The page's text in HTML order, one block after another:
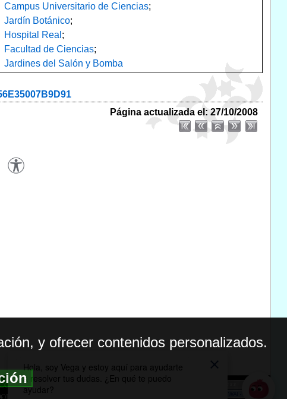
Campus Universitario de Ciencias;
Jardín Botánico;
Hospital Real ;
Facultad de Ciencias;
Jardines del Salón y Bomba
Página actualizada el: 27/10/2008
DE PRIVACIDAD
y ofrecer contenidos personalizados.